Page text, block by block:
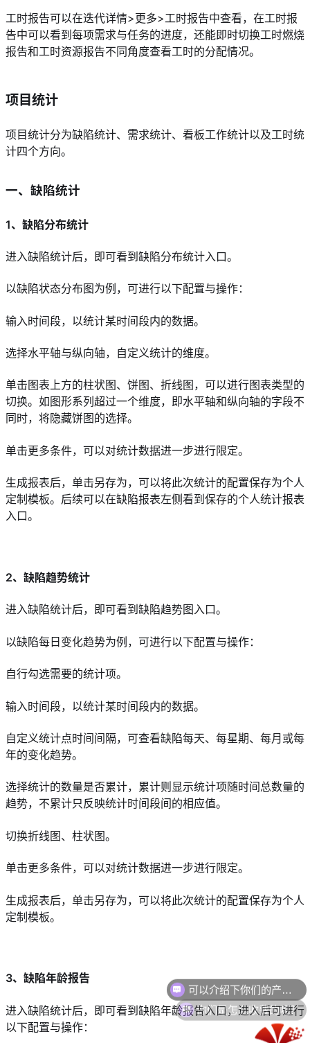
工时报告可以在迭代详情>更多>工时报告中查看，在工时报
告中可以看到每项需求与任务的进度，还能即时切换工时燃烧
报告和工时资源报告不同角度查看工时的分配情况。
项目统计
项目统计分为缺陷统计、需求统计、看板工作统计以及工时统
计四个方向。
一、缺陷统计
1、缺陷分布统计
进入缺陷统计后，即可看到缺陷分布统计入口。
以缺陷状态分布图为例，可进行以下配置与操作：
输入时间段，以统计某时间段内的数据。
选择水平轴与纵向轴，自定义统计的维度。
单击图表上方的柱状图、饼图、折线图，可以进行图表类型的
切换。如图形系列超过一个维度，即水平轴和纵向轴的字段不
同时，将隐藏饼图的选择。
单击更多条件，可以对统计数据进一步进行限定。
生成报表后，单击另存为，可以将此次统计的配置保存为个人
定制模板。后续可以在缺陷报表左侧看到保存的个人统计报表
入口。
2、缺陷趋势统计
进入缺陷统计后，即可看到缺陷趋势图入口。
以缺陷每日变化趋势为例，可进行以下配置与操作：
自行勾选需要的统计项。
输入时间段，以统计某时间段内的数据。
自定义统计点时间间隔，可查看缺陷每天、每星期、每月或每
年的变化趋势。
选择统计的数量是否累计，累计则显示统计项随时间总数量的
趋势，不累计只反映统计时间段间的相应值。
切换折线图、柱状图。
单击更多条件，可以对统计数据进一步进行限定。
生成报表后，单击另存为，可以将此次统计的配置保存为个人
定制模板。
3、缺陷年龄报告
进入缺陷统计后，即可看到缺陷年龄报告入口，进入后可进行
以下配置与操作：
你们是怎么收费的呢？